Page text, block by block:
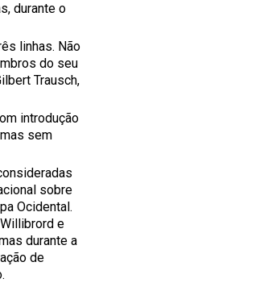
durante o
linhas. Não
do seu
Trausch,
introdução
sem
sobre
Ocidental.
e
durante a
de